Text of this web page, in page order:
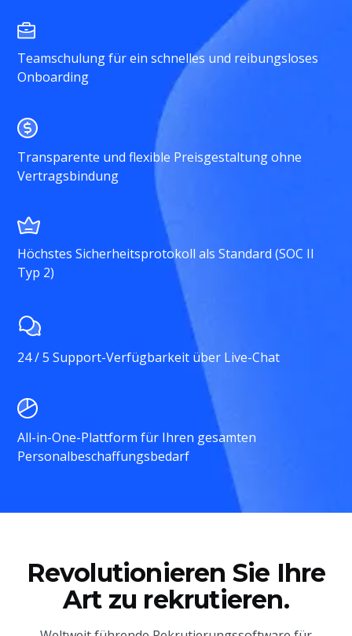
Teamschulung für ein schnelles und reibungsloses
Onboarding
Transparente und flexible Preisgestaltung ohne
Vertragsbindung
Höchstes Sicherheitsprotokoll als Standard (SOC II
Typ 2)
24 / 5 Support-Verfügbarkeit über Live-Chat
All-in-One-Plattform für Ihren gesamten
Personalbeschaffungsbedarf
Revolutionieren Sie Ihre
Art zu rekrutieren.